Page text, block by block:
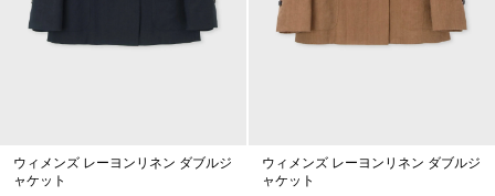
ウィメンズ レーヨンリネン ダブルジ
ャケット
ウィメンズ レーヨンリネン ダブルジ
ャケット